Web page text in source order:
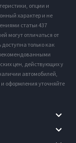
опции и
характер и не
статьи 437
могут отличаться от
только как
цен, действующих у
автомобилей,
оформления уточняйте